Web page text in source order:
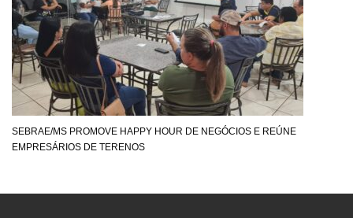
SEBRAE/MS PROMOVE HAPPY HOUR DE NEGÓCIOS E REÚNE
EMPRESÁRIOS DE TERENOS